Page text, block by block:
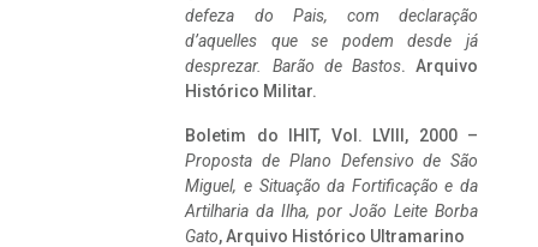
defeza do Pais, com declaração
d’aquelles que se podem desde já
desprezar. Barão de Bastos. Arquivo
Histórico Militar.
Boletim do IHIT, Vol. LVIII, 2000 –
Proposta de Plano Defensivo de São
Miguel, e Situação da Fortificação e da
Artilharia da Ilha, por João Leite Borba
Gato, Arquivo Histórico Ultramarino